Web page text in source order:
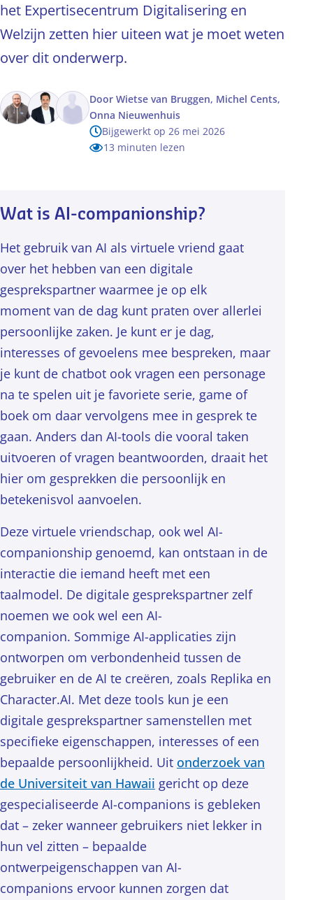
het Expertisecentrum Digitalisering en
Welzijn zetten hier uiteen wat je moet weten
over dit onderwerp.
Door Wietse van Bruggen, Michel Cents,
Onna Nieuwenhuis
Bijgewerkt op 26 mei 2026
13 minuten lezen
Wat is AI-companionship?
Het gebruik van AI als virtuele vriend gaat
over het hebben van een digitale
gesprekspartner waarmee je op elk
moment van de dag kunt praten over allerlei
persoonlijke zaken. Je kunt er je dag,
interesses of gevoelens mee bespreken, maar
je kunt de chatbot ook vragen een personage
na te spelen uit je favoriete serie, game of
boek om daar vervolgens mee in gesprek te
gaan. Anders dan AI-tools die vooral taken
uitvoeren of vragen beantwoorden, draait het
hier om gesprekken die persoonlijk en
betekenisvol aanvoelen.
Deze virtuele vriendschap, ook wel AI-
companionship genoemd, kan ontstaan in de
interactie die iemand heeft met een
taalmodel. De digitale gesprekspartner zelf
noemen we ook wel een AI-
companion. Sommige AI-applicaties zijn
ontworpen om verbondenheid tussen de
gebruiker en de AI te creëren, zoals Replika en
Character.AI. Met deze tools kun je een
digitale gesprekspartner samenstellen met
specifieke eigenschappen, interesses of een
bepaalde persoonlijkheid. Uit onderzoek van
de Universiteit van Hawaii gericht op deze
gespecialiseerde AI-companions is gebleken
dat – zeker wanneer gebruikers niet lekker in
hun vel zitten – bepaalde
ontwerpeigenschappen van AI-
companions ervoor kunnen zorgen dat